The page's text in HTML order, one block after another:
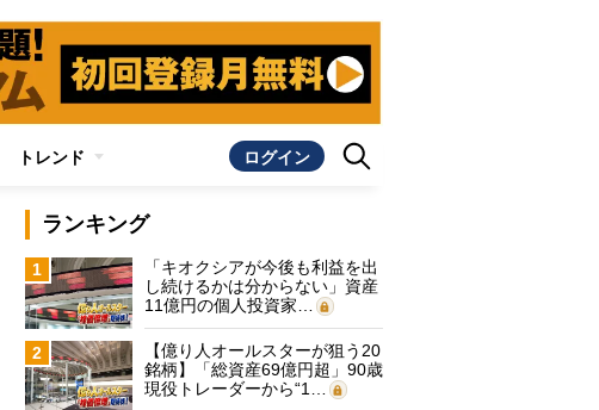
トレンド ログイン
ランキング
1
「キオクシアが今後も利益を出
し続けるかは分からない」資産
11億円の個人投資家…
2
【億り人オールスターが狙う20
銘柄】「総資産69億円超」90歳
現役トレーダーから“1…